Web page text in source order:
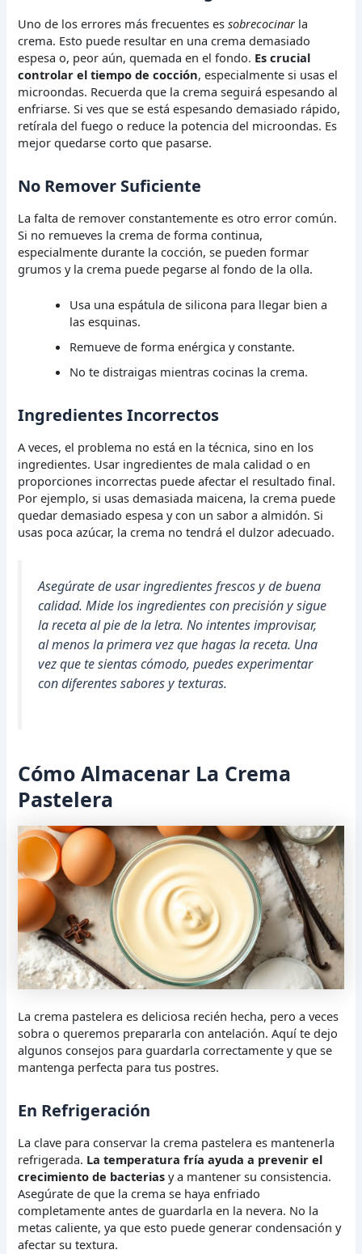
Uno de los errores más frecuentes essobrecocinarla
crema. Esto puede resultar en una crema demasiado
espesa o, peor aún, quemada en el fondo. Es crucial
controlar el tiempo de cocción, especialmente si usas el
microondas. Recuerda que la crema seguirá espesando al
enfriarse. Si ves que se está espesando demasiado rápido,
retírala del fuego o reduce la potencia del microondas. Es
mejor quedarse corto que pasarse.
No Remover Suficiente
La falta de remover constantemente es otro error común.
Si no remueves la crema de forma continua,
especialmente durante la cocción, se pueden formar
grumos y la crema puede pegarse al fondo de la olla.
Usa una espátula de silicona para llegar bien a
las esquinas.
Remueve de forma enérgica y constante.
No te distraigas mientras cocinas la crema.
Ingredientes Incorrectos
A veces, el problema no está en la técnica, sino en los
ingredientes. Usar ingredientes de mala calidad o en
proporciones incorrectas puede afectar el resultado final.
Por ejemplo, si usas demasiada maicena, la crema puede
quedar demasiado espesa y con un sabor a almidón. Si
usas poca azúcar, la crema no tendrá el dulzor adecuado.
Asegúrate de usar ingredientes frescos y de buena
calidad. Mide los ingredientes con precisión y sigue
la receta al pie de la letra. No intentes improvisar,
al menos la primera vez que hagas la receta. Una
vez que te sientas cómodo, puedes experimentar
con diferentes sabores y texturas.
Cómo Almacenar La Crema
Pastelera
La crema pastelera es deliciosa recién hecha, pero a veces
sobra o queremos prepararla con antelación. Aquí te dejo
algunos consejos para guardarla correctamente y que se
mantenga perfecta para tus postres.
En Refrigeración
La clave para conservar la crema pastelera es mantenerla
refrigerada. La temperatura fría ayuda a prevenir el
crecimiento de bacterias y a mantener su consistencia.
Asegúrate de que la crema se haya enfriado
completamente antes de guardarla en la nevera. No la
metas caliente, ya que esto puede generar condensación y
afectar su textura.